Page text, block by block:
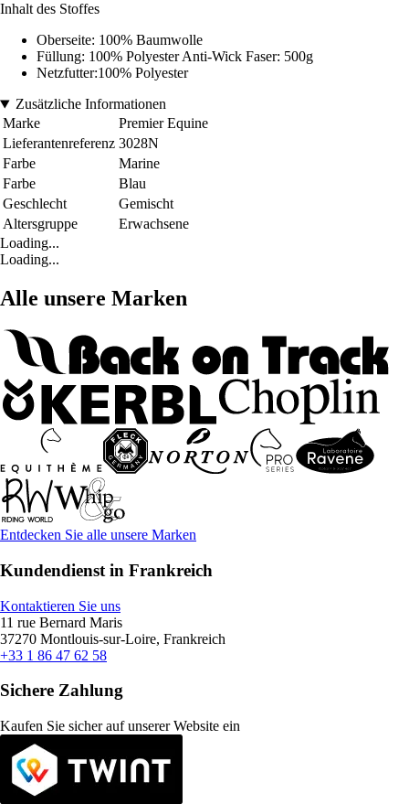
Inhalt des Stoffes
Oberseite: 100% Baumwolle
Füllung: 100% Polyester Anti-Wick Faser: 500g
Netzfutter:100% Polyester
Zusätzliche Informationen
Marke
Premier Equine
Lieferantenreferenz 3028N
Farbe
Marine
Farbe
Blau
Geschlecht
Gemischt
Altersgruppe
Erwachsene
Loading...
Loading...
Alle unsere Marken
Entdecken Sie alle unsere Marken
Kundendienst in Frankreich
Kontaktieren Sie uns
11 rue Bernard Maris
37270 Montlouis-sur-Loire, Frankreich
+33 1 86 47 62 58
Sichere Zahlung
Kaufen Sie sicher auf unserer Website ein